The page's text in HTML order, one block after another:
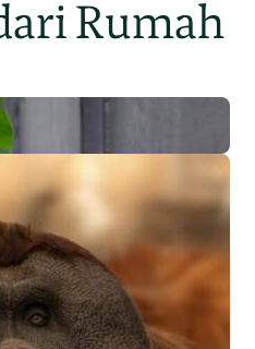
Rumah